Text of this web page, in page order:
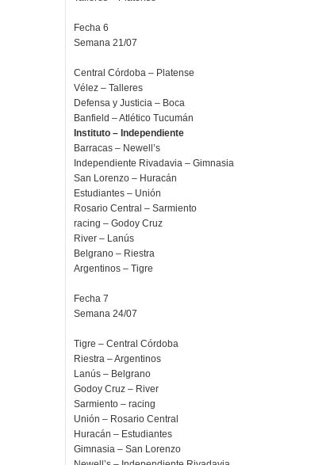
Fecha 6
Semana 21/07
Central Córdoba – Platense
Vélez – Talleres
Defensa y Justicia – Boca
Banfield – Atlético Tucumán
Instituto – Independiente
Barracas – Newell’s
Independiente Rivadavia – Gimnasia
San Lorenzo – Huracán
Estudiantes – Unión
Rosario Central – Sarmiento
racing – Godoy Cruz
River – Lanús
Belgrano – Riestra
Argentinos – Tigre
Fecha 7
Semana 24/07
Tigre – Central Córdoba
Riestra – Argentinos
Lanús – Belgrano
Godoy Cruz – River
Sarmiento – racing
Unión – Rosario Central
Huracán – Estudiantes
Gimnasia – San Lorenzo